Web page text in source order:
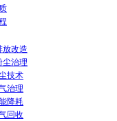
放改造
尘治理
技术
治理
降耗
回收